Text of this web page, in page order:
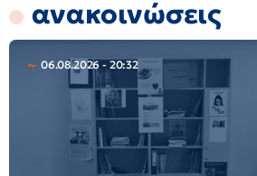
ανακοινώσεις
06.08.2026 - 20:32